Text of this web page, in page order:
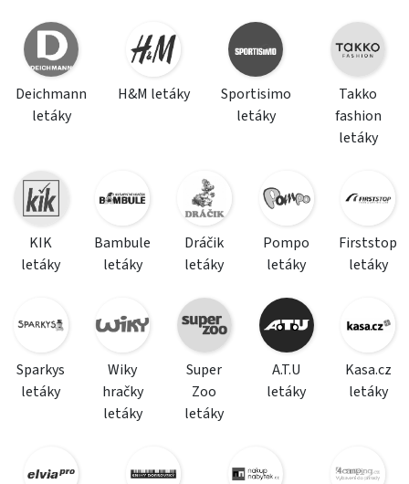
Deichmann
letáky
H&M letáky
Sportisimo
letáky
Takko
fashion
letáky
KIK
letáky
Bambule
letáky
Dráčik
letáky
Pompo
letáky
Firststop
letáky
Sparkys
letáky
Wiky
hračky
letáky
Super
Zoo
letáky
A.T.U
letáky
Kasa.cz
letáky